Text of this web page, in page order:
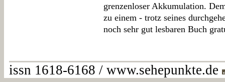
grenzenloser Akkumulation.
zu einem - trotz seines
noch sehr gut lesbaren Buch
issn 1618-6168 / www.sehepunkte.de